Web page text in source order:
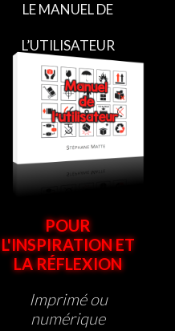
LE MANUEL DE
L’UTILISATEUR
POUR
L'INSPIRATION ET
LA RÉFLEXION
Imprimé ou
numérique